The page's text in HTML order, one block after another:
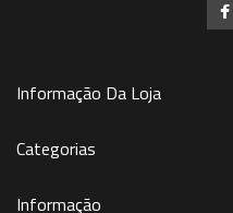
Informação Da Loja
Categorias
Informação